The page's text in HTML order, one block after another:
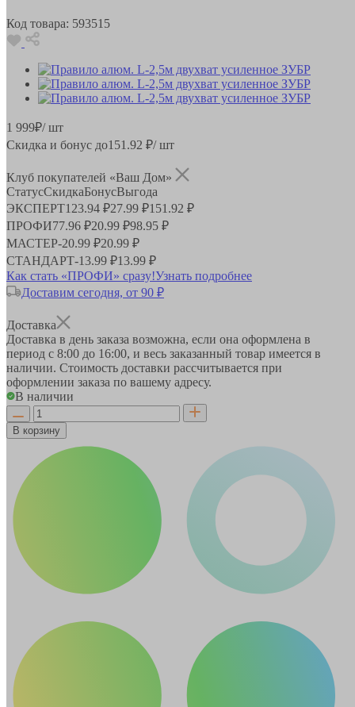
Код товара: 593515
1 999₽/ шт
Скидка и бонус до151.92 ₽/ шт
Клуб покупателей «Ваш Дом»
СтатусСкидкаБонусВыгода
ЭКСПЕРТ123.94 ₽27.99 ₽151.92 ₽
ПРОФИ77.96 ₽20.99 ₽98.95 ₽
МАСТЕР-20.99 ₽20.99 ₽
СТАНДАРТ-13.99 ₽13.99 ₽
Как стать «ПРОФИ» сразу!Узнать подробнее
Доставим сегодня, от 90 ₽
Доставка
Доставка в день заказа возможна, если она оформлена в
период с 8:00 до 16:00, и весь заказанный товар имеется в
наличии. Стоимость доставки рассчитывается при
оформлении заказа по вашему адресу.
В наличии
В корзину